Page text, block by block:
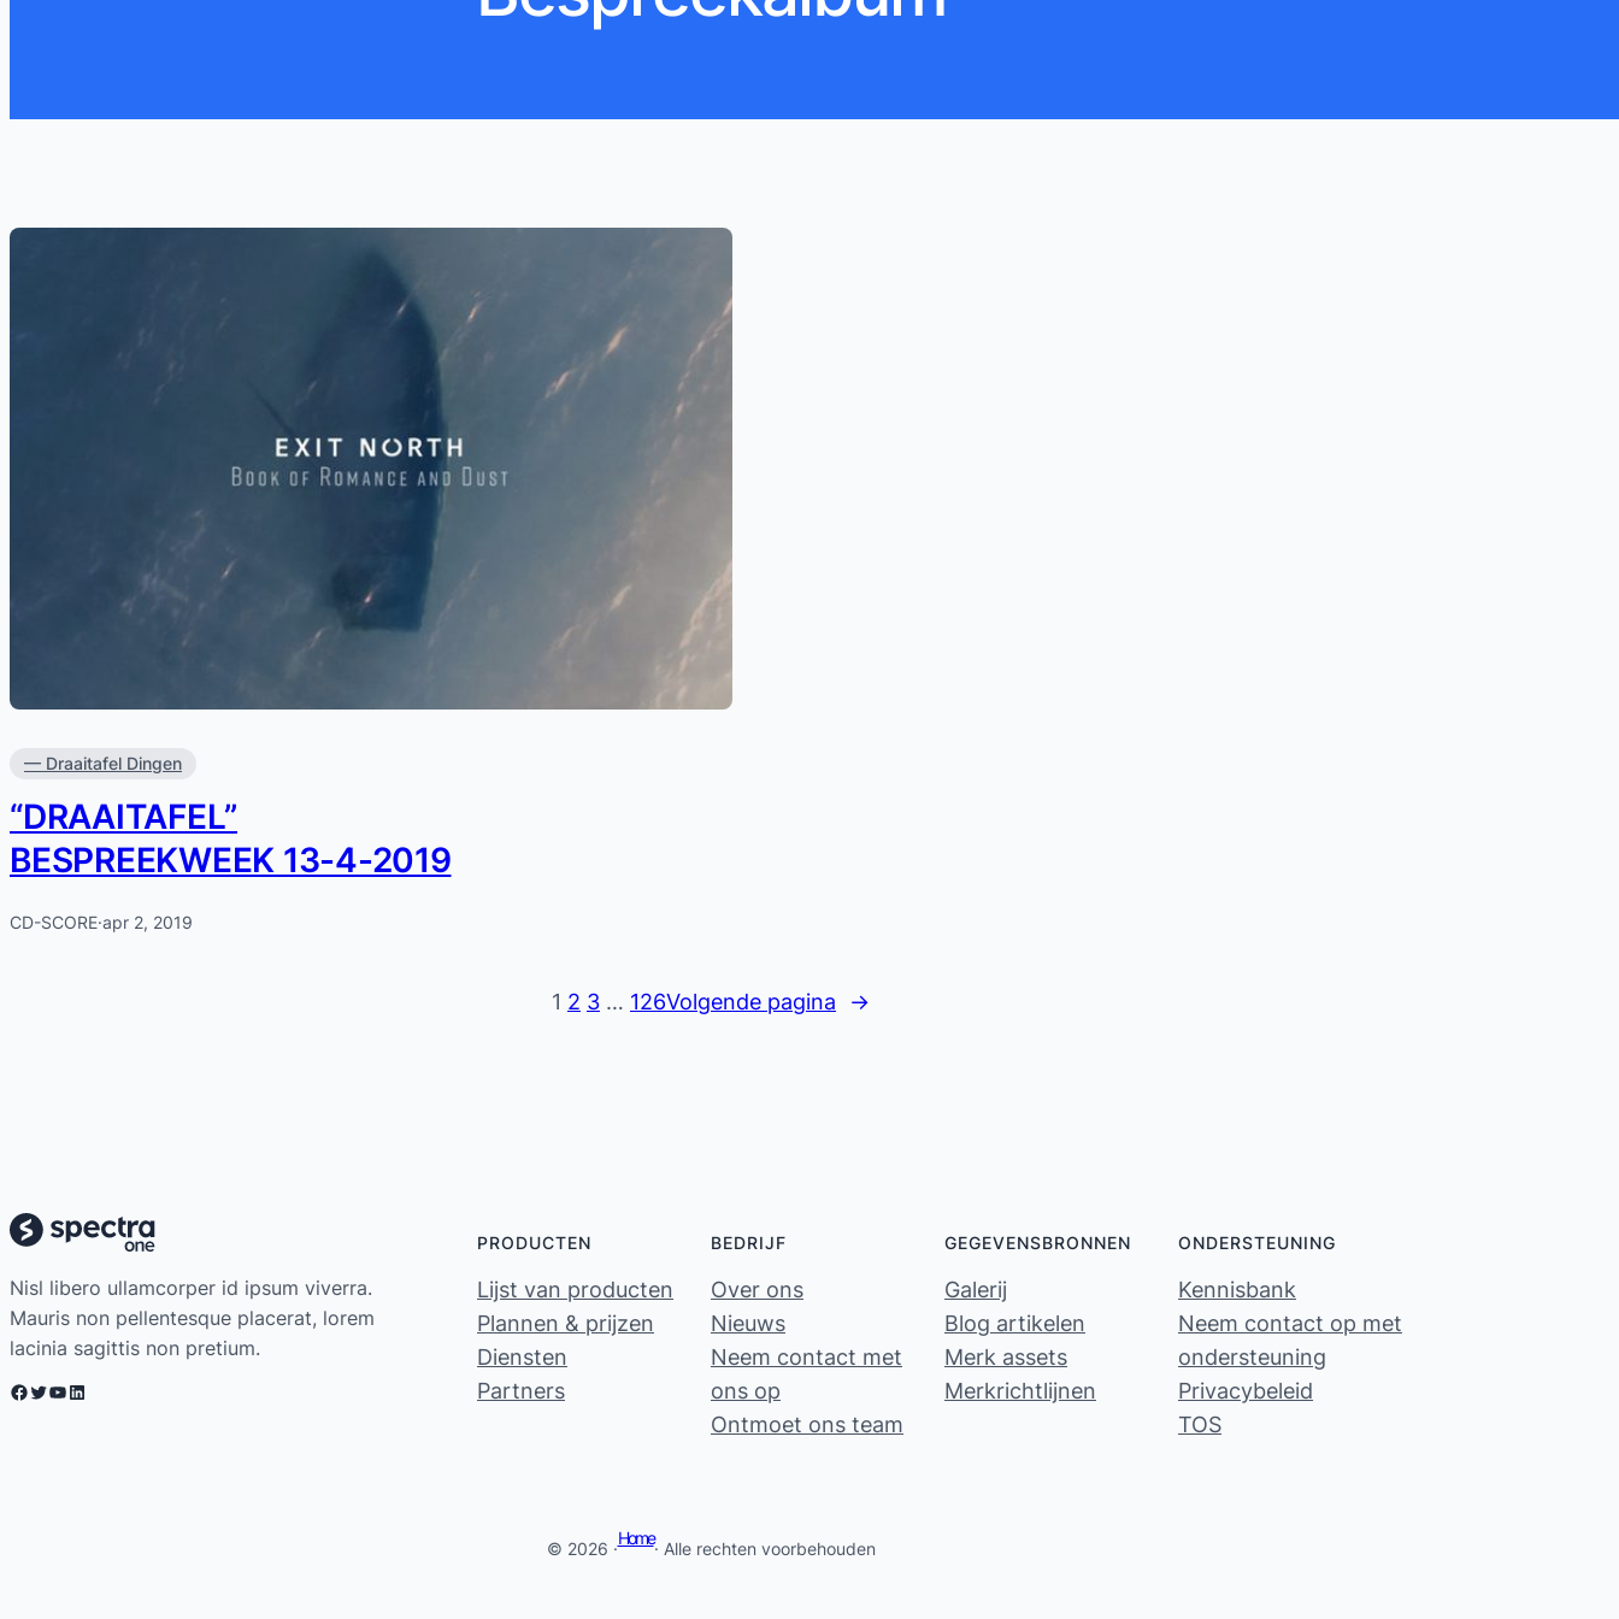
— Draaitafel Dingen
“DRAAITAFEL”
BESPREEKWEEK 13-4-2019
CD-SCORE·apr 2, 2019
1 2 3 … 126Volgende pagina →
Nisl libero ullamcorper id ipsum viverra.
Mauris non pellentesque placerat, lorem
lacinia sagittis non pretium.
Facebook Twitter YouTube LinkedIn
PRODUCTEN
Lijst van producten
Plannen & prijzen
Diensten
Partners
BEDRIJF
Over ons
Nieuws
Neem contact met
ons op
Ontmoet ons team
GEGEVENSBRONNEN
Galerij
Blog artikelen
Merk assets
Merkrichtlijnen
ONDERSTEUNING
Kennisbank
Neem contact op met
ondersteuning
Privacybeleid
TOS
© 2026 ·
Home
· Alle rechten voorbehouden